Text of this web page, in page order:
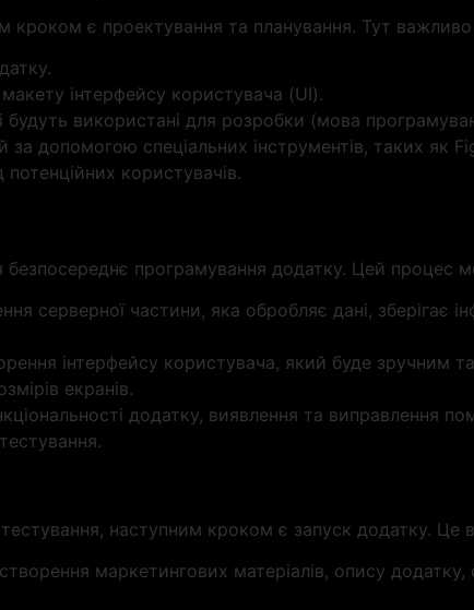
кроком є проектування та планування. Тут
інтерфейсу користувача (UI).
будуть використані для розробки (мова
допомогою спеціальних інструментів, таких як
користувачів.
програмування додатку. Цей процес
серверної частини, яка обробляє дані, зберігає
інтерфейсу користувача, який буде зручним
екранів.
додатку, виявлення та виправлення
наступним кроком є запуск додатку. Це
маркетингових матеріалів, опису